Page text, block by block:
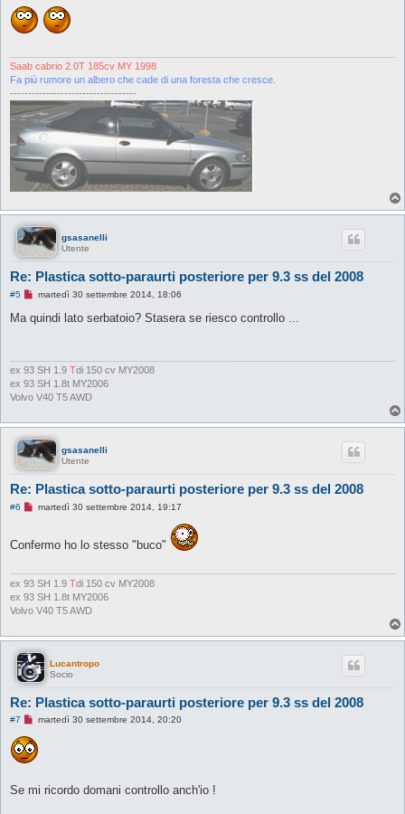
s
s
a
i
o
l
e
g
g
e
r
e
Saab cabrio 2.0T 185cv MY 1998
Fa più rumore un albero che cade di una foresta che cresce.
-----------------------------------
gsasanelli
Utente
Re: Plastica sotto-paraurti posteriore per 9.3 ss del 2008
#5
M
s
s
i
o
a
e
g
e
r
martedì 30 settembre 2014, 18:06
Ma quindi lato serbatoio? Stasera se riesco controllo ...
ex 93 SH 1.9 Tdi 150 cv MY2008
ex 93 SH 1.8t MY2006
Volvo V40 T5 AWD
gsasanelli
Utente
Re: Plastica sotto-paraurti posteriore per 9.3 ss del 2008
#6
M
s
a
i
o
d
a
e
g
e
r
martedì 30 settembre 2014, 19:17
Confermo ho lo stesso "buco"
ex 93 SH 1.9 Tdi 150 cv MY2008
ex 93 SH 1.8t MY2006
Volvo V40 T5 AWD
Lucantropo
Socio
Re: Plastica sotto-paraurti posteriore per 9.3 ss del 2008
#7
M
s
s
a
g
i
martedì 30 settembre 2014, 20:20
Se mi ricordo domani controllo anch'io !